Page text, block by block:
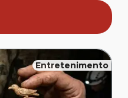
Entretenimento